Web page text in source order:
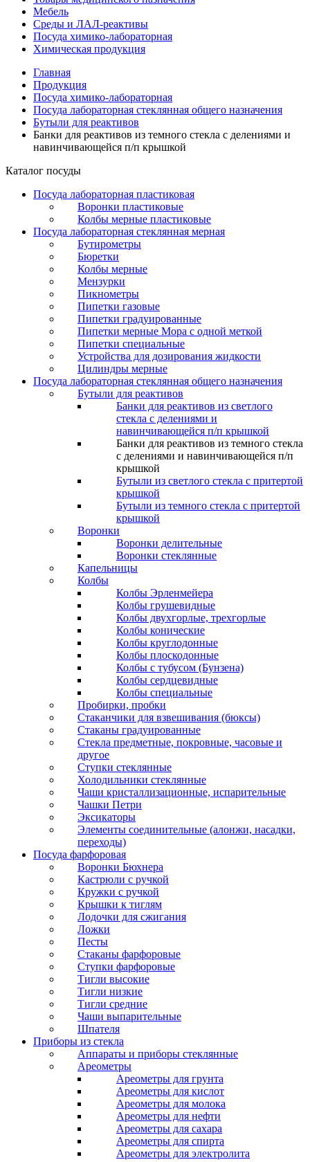
Мебель
Среды и ЛАЛ-реактивы
Посуда химико-лабораторная
Химическая продукция
Главная
Продукция
Посуда химико-лабораторная
Посуда лабораторная стеклянная общего назначения
Бутыли для реактивов
Банки для реактивов из темного стекла с делениями и
навинчивающейся п/п крышкой
Каталог посуды
Посуда лабораторная пластиковая
Воронки пластиковые
Колбы мерные пластиковые
Посуда лабораторная стеклянная мерная
Бутирометры
Бюретки
Колбы мерные
Мензурки
Пикнометры
Пипетки газовые
Пипетки градуированные
Пипетки мерные Мора с одной меткой
Пипетки специальные
Устройства для дозирования жидкости
Цилиндры мерные
Посуда лабораторная стеклянная общего назначения
Бутыли для реактивов
Банки для реактивов из светлого
стекла с делениями и
навинчивающейся п/п крышкой
Банки для реактивов из темного стекла
с делениями и навинчивающейся п/п
крышкой
Бутыли из светлого стекла с притертой
крышкой
Бутыли из темного стекла с притертой
крышкой
Воронки
Воронки делительные
Воронки стеклянные
Капельницы
Колбы
Колбы Эрленмейера
Колбы грушевидные
Колбы двухгорлые, трехгорлые
Колбы конические
Колбы круглодонные
Колбы плоскодонные
Колбы с тубусом (Бунзена)
Колбы сердцевидные
Колбы специальные
Пробирки, пробки
Стаканчики для взвешивания (бюксы)
Стаканы градуированные
Стекла предметные, покровные, часовые и
другое
Ступки стеклянные
Холодильники стеклянные
Чаши кристаллизационные, испарительные
Чашки Петри
Эксикаторы
Элементы соединительные (алонжи, насадки,
переходы)
Посуда фарфоровая
Воронки Бюхнера
Кастрюли с ручкой
Кружки с ручкой
Крышки к тиглям
Лодочки для сжигания
Ложки
Песты
Стаканы фарфоровые
Ступки фарфоровые
Тигли высокие
Тигли низкие
Тигли средние
Чаши выпарительные
Шпателя
Приборы из стекла
Аппараты и приборы стеклянные
Ареометры
Ареометры для грунта
Ареометры для кислот
Ареометры для молока
Ареометры для нефти
Ареометры для сахара
Ареометры для спирта
Ареометры для электролита